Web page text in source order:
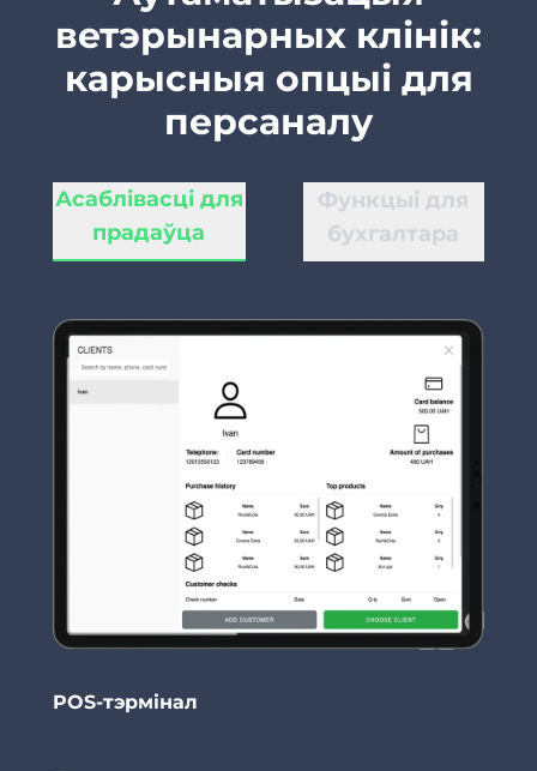
ветэрынарных клінік:
карысныя опцыі для
персаналу
Асаблівасці для
прадаўца
Функцыі для
бухгалтара
POS-тэрмінал